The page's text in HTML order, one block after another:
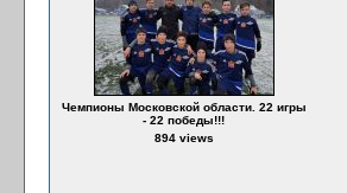
Чемпионы Московской области. 22 игры
- 22 победы!!!
894 views